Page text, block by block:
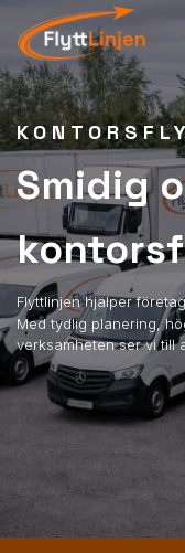
Smidig
Flyttlinjen hjälper
Med tydlig planering,
verksamheten ser vi till